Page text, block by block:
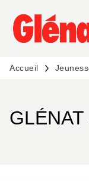
MENU
PIED DE PAGE
Accueil